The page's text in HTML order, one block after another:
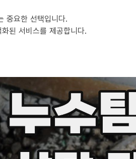
중요한 선택입니다.
된 서비스를 제공합니다.